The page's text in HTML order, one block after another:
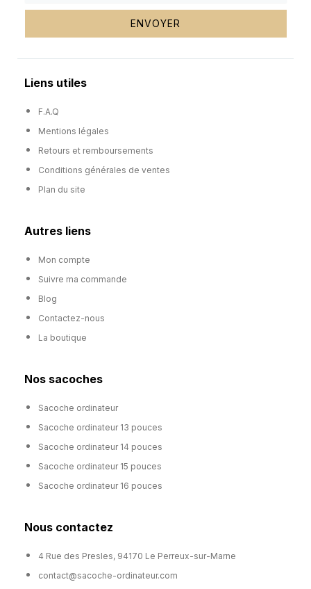
ENVOYER
Liens utiles
F.A.Q
Mentions légales
Retours et remboursements
Conditions générales de ventes
Plan du site
Autres liens
Mon compte
Suivre ma commande
Blog
Contactez-nous
La boutique
Nos sacoches
Sacoche ordinateur
Sacoche ordinateur 13 pouces
Sacoche ordinateur 14 pouces
Sacoche ordinateur 15 pouces
Sacoche ordinateur 16 pouces
Nous contactez
4 Rue des Presles, 94170 Le Perreux-sur-Marne
contact@sacoche-ordinateur.com